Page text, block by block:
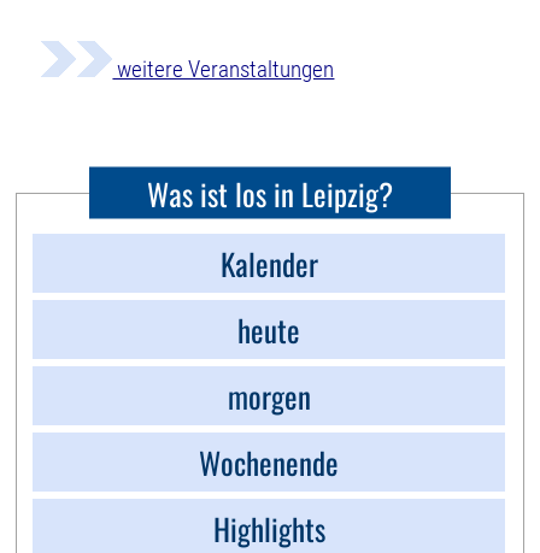
weitere Veranstaltungen
Was ist los in Leipzig?
Kalender
heute
morgen
Wochenende
Highlights